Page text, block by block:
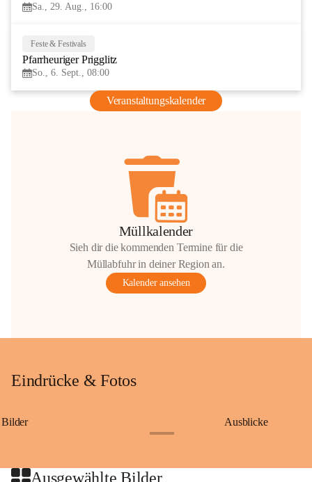
Sa., 29. Aug., 16:00
Feste & Festivals
Pfarrheuriger Prigglitz
So., 6. Sept., 08:00
Veranstaltungskalender
Müllkalender
Sieh dir die kommenden Termine für die
Müllabfuhr in deiner Region an.
Kalender ansehen
Eindrücke & Fotos
Bilder Ausblicke
Ausgewählte Bilder